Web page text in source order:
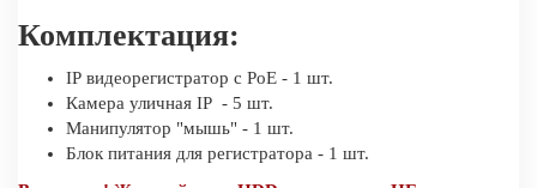
Комплектация:
IP видеорегистратор c PoE - 1 шт.
Камера уличная IP - 5 шт.
Манипулятор "мышь" - 1 шт.
Блок питания для регистратора - 1 шт.